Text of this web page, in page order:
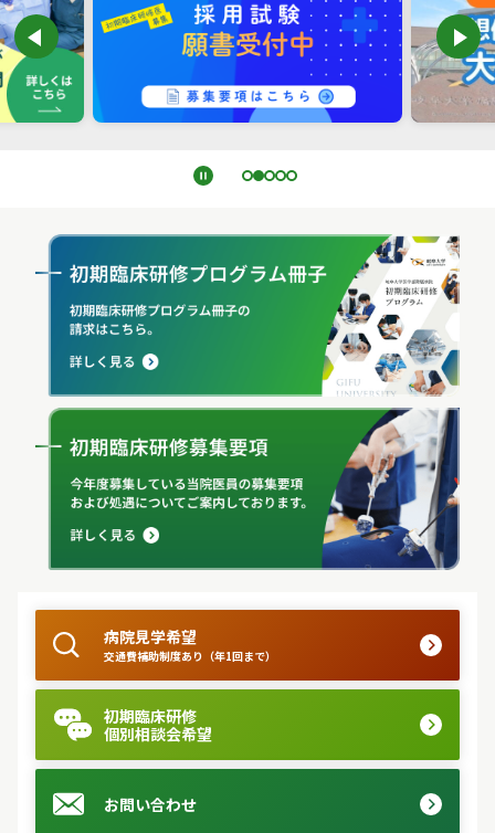
病院見学希望
交通費補助制度あり（年1回まで）
初期臨床研修
個別相談会希望
お問い合わせ